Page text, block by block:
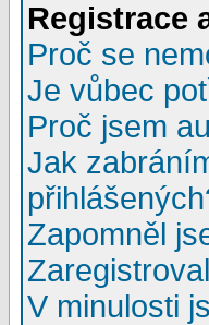
Registrace
Proč se
Je vůbec
Proč jsem
Jak
Zapomněl
V minulosti